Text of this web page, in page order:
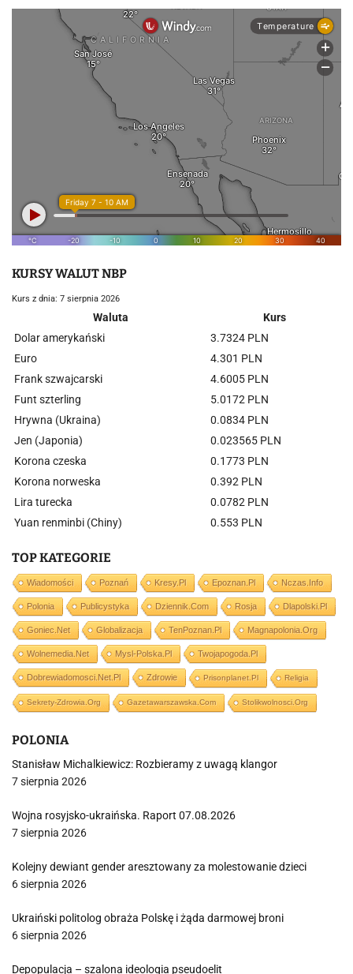
KURSY WALUT NBP
Kurs z dnia: 7 sierpnia 2026
Waluta
Kurs
Dolar amerykański
3.7324 PLN
Euro
4.301 PLN
Frank szwajcarski
4.6005 PLN
Funt szterling
5.0172 PLN
Hrywna (Ukraina)
0.0834 PLN
Jen (Japonia)
0.023565 PLN
Korona czeska
0.1773 PLN
Korona norweska
0.392 PLN
Lira turecka
0.0782 PLN
Yuan renminbi (Chiny)
0.553 PLN
TOP KATEGORIE
Wiadomości Poznań Kresy.pl Epoznan.pl Nczas.info
Polonia Publicystyka Dziennik.com Rosja Dlapolski.pl
Goniec.net Globalizacja TenPoznan.pl Magnapolonia.org
Wolnemedia.net Mysl-Polska.pl Twojapogoda.pl
Dobrewiadomosci.net.pl Zdrowie Prisonplanet.pl Religia
Sekrety-Zdrowia.org Gazetawarszawska.com Stolikwolnosci.org
POLONIA
Stanisław Michalkiewicz: Rozbieramy z uwagą klangor
7 sierpnia 2026
Wojna rosyjsko-ukraińska. Raport 07.08.2026
7 sierpnia 2026
Kolejny dewiant gender aresztowany za molestowanie dzieci
6 sierpnia 2026
Ukraiński politolog obraża Polskę i żąda darmowej broni
6 sierpnia 2026
Depopulacja – szalona ideologia pseudoelit